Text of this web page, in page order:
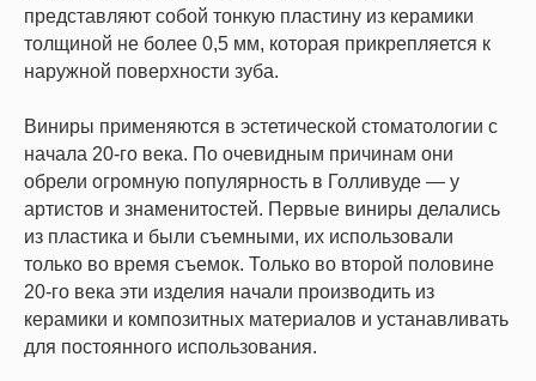
представляют собой тонкую пластину из керамики
толщиной не более 0,5 мм, которая прикрепляется к
наружной поверхности зуба.
Виниры применяются в эстетической стоматологии с
начала 20-го века. По очевидным причинам они
обрели огромную популярность в Голливуде — у
артистов и знаменитостей. Первые виниры делались
из пластика и были съемными, их использовали
только во время съемок. Только во второй половине
20-го века эти изделия начали производить из
керамики и композитных материалов и устанавливать
для постоянного использования.